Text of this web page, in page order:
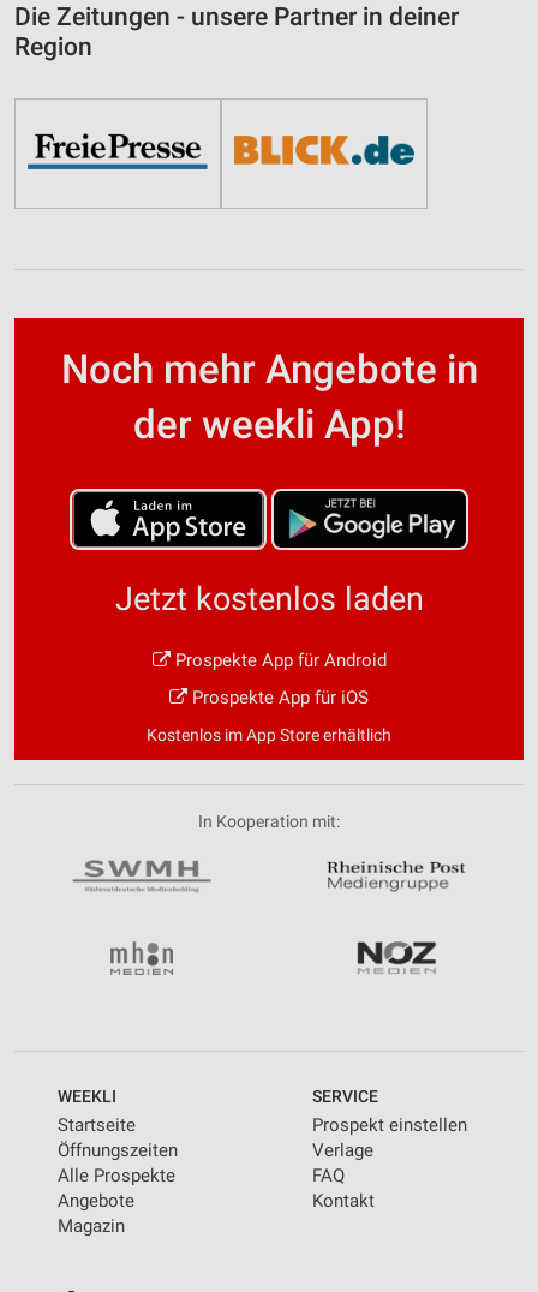
Die Zeitungen - unsere Partner in deiner
Region
Noch mehr Angebote in
der weekli App!
Jetzt kostenlos laden
Prospekte App für Android
Prospekte App für iOS
Kostenlos im App Store erhältlich
In Kooperation mit:
WEEKLI
Startseite
Öffnungszeiten
Alle Prospekte
Angebote
Magazin
SERVICE
Prospekt einstellen
Verlage
FAQ
Kontakt